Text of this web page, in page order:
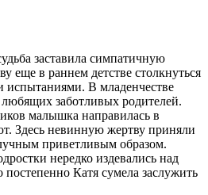
заставила симпатичную
еще в раннем детстве столкнуться
В младенчестве
любящих заботливых родителей.
малышка направилась в
Здесь невинную жертву приняли
приветливым образом.
нередко издевались над
Катя сумела заслужить